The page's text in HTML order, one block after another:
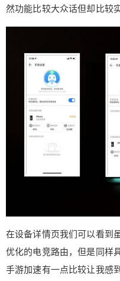
然功能比较大众话但却比较实
在设备详情页我们可以看到
优化的电竞路由，但是同样
手游加速有一点比较让我感